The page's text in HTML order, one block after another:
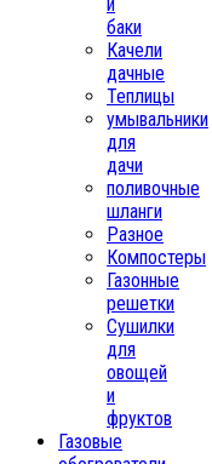
баки
Качели
дачные
Теплицы
умывальники
для
дачи
поливочные
шланги
Разное
Компостеры
Газонные
решетки
Сушилки
для
овощей
и
фруктов
Газовые